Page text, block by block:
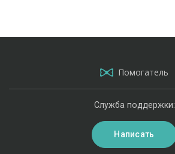
Помогатель
Служба поддержки:
Написать